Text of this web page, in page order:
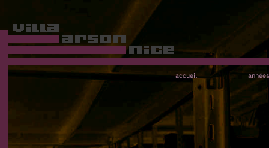
accueil années